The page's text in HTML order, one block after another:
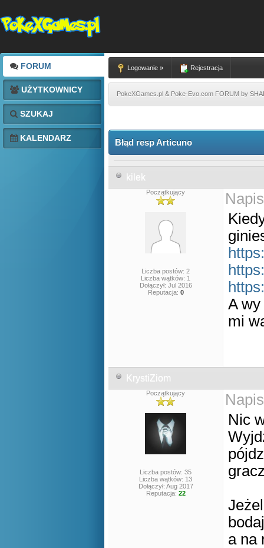
FORUM
UŻYTKOWNICY
SZUKAJ
KALENDARZ
Logowanie » Rejestracja
PokeXGames.pl & Poke-Evo.com FORUM by
Błąd resp Articuno
kilek
Początkujący
Liczba postów: 2
Liczba wątków: 1
Dołączył: Jul 2016
Reputacja: 0
A
mi
KrystiZiom
Początkujący
Liczba postów: 35
Liczba wątków: 13
Dołączył: Aug 2017
Reputacja: 22
Nic
a na